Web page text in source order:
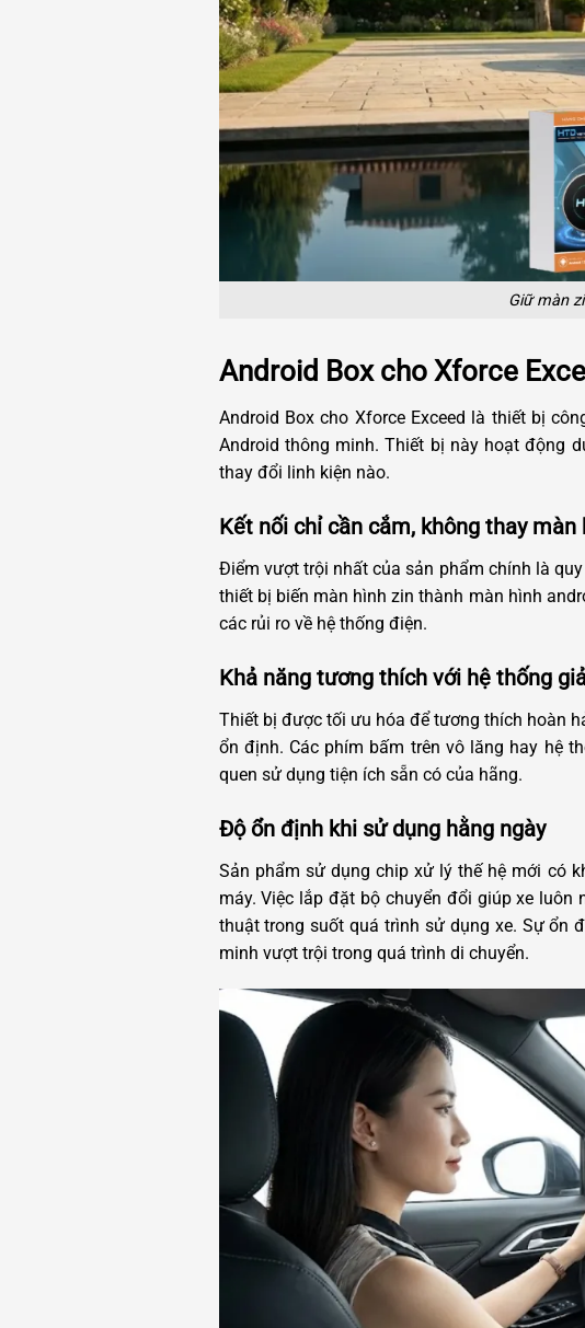
Giữ màn
Android Box cho Xforce
Android Box cho Xforce Exceed là thiết bị
Android thông minh. Thiết bị này hoạt động
thay đổi linh kiện nào.
Kết nối chỉ cần cắm, không thay màn
Điểm vượt trội nhất của sản phẩm chính là
thiết bị biến màn hình zin thành màn hình
các rủi ro về hệ thống điện.
Khả năng tương thích với hệ thống
Thiết bị được tối ưu hóa để tương thích hoàn
ổn định. Các phím bấm trên vô lăng hay hệ
quen sử dụng tiện ích sẵn có của hãng.
Độ ổn định khi sử dụng hằng ngày
Sản phẩm sử dụng chip xử lý thế hệ mới có
máy. Việc lắp đặt bộ chuyển đổi giúp xe
thuật trong suốt quá trình sử dụng xe. Sự ổn
minh vượt trội trong quá trình di chuyển.